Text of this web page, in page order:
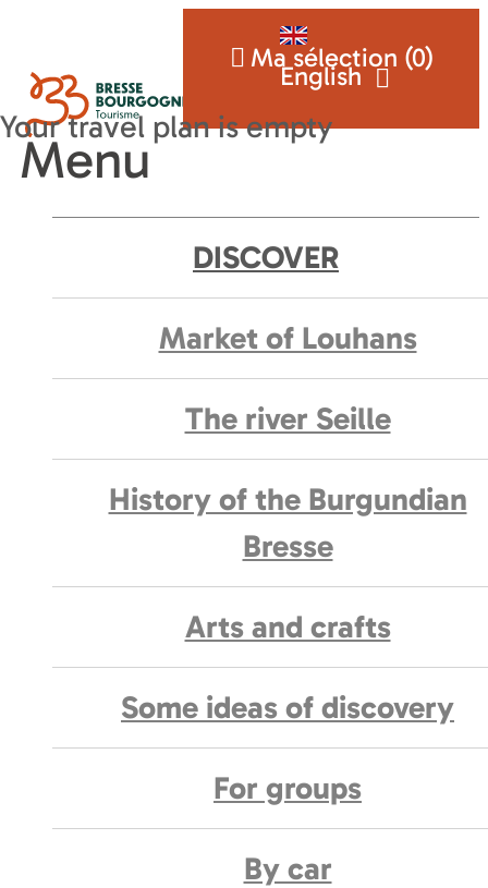
English
Ma sélection (0)
Menu
DISCOVER
Market of Louhans
The river Seille
History of the Burgundian
Bresse
Arts and crafts
Some ideas of discovery
For groups
By car